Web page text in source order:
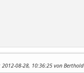
2012-08-28, 10:36:25 von Berthold